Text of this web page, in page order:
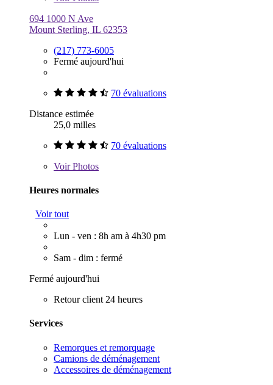
694 1000 N Ave
Mount Sterling, IL 62353
(217) 773-6005
Fermé aujourd'hui
70 évaluations
Distance estimée
25,0 milles
70 évaluations
VoirPhotos
Heures normales
Voir tout
Lun - ven : 8h am à 4h30 pm
Sam - dim : fermé
Fermé aujourd'hui
Retour client 24 heures
Services
Remorques et remorquage
Camions de déménagement
Accessoires de déménagement